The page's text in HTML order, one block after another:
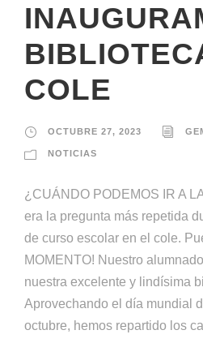
COLE
OCTUBRE 27, 2023
NOTICIAS
¿CUÁNDO PODEMOS IR A
era la pregunta más repetida
de curso escolar en el cole.
MOMENTO! Nuestro
nuestra excelente y lindísima
Aprovechando el día mundial
octubre, hemos repartido los